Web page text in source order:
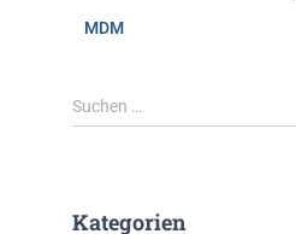
MDM
S
u
n
Suchen …
Kategorien